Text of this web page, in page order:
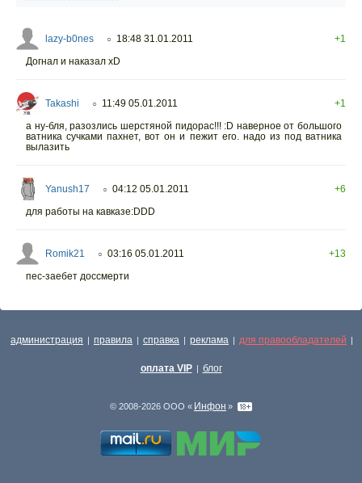
lazy-b0nes ○ 18:48 31.01.2011
+1
Догнал и наказал xD
Takashi ○ 11:49 05.01.2011
+1
а ну-бля, разозлись шерстяной пидорас!!! :D наверное от большого
ватника сучками пахнет, вот он и пежит его. надо из под ватника
вылазить
Yanush17 ○ 04:12 05.01.2011
+6
для работы на кавказе:DDD
Romik21 ○ 03:16 05.01.2011
+13
пес-заебет доссмерти
администрация | правила | справка | реклама | для правообладателей |
оплата VIP | блог
© 2008-2026 ООО « Инфон »